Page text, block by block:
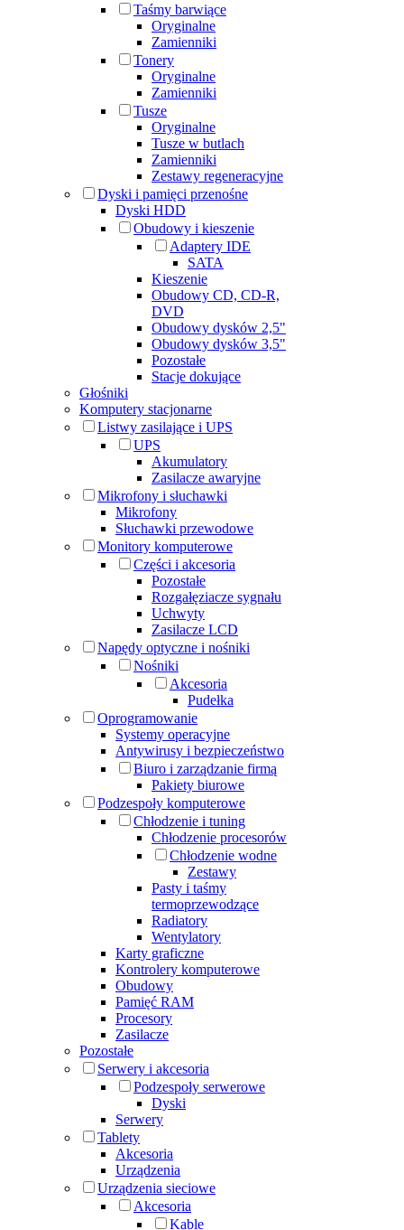
Taśmy barwiące
Oryginalne
Zamienniki
Tonery
Oryginalne
Zamienniki
Tusze
Oryginalne
Tusze w butlach
Zamienniki
Zestawy regeneracyjne
Dyski i pamięci przenośne
Dyski HDD
Obudowy i kieszenie
Adaptery IDE
SATA
Kieszenie
Obudowy CD, CD-R,
DVD
Obudowy dysków 2,5"
Obudowy dysków 3,5"
Pozostałe
Stacje dokujące
Głośniki
Komputery stacjonarne
Listwy zasilające i UPS
UPS
Akumulatory
Zasilacze awaryjne
Mikrofony i słuchawki
Mikrofony
Słuchawki przewodowe
Monitory komputerowe
Części i akcesoria
Pozostałe
Rozgałęziacze sygnału
Uchwyty
Zasilacze LCD
Napędy optyczne i nośniki
Nośniki
Akcesoria
Pudełka
Oprogramowanie
Systemy operacyjne
Antywirusy i bezpieczeństwo
Biuro i zarządzanie firmą
Pakiety biurowe
Podzespoły komputerowe
Chłodzenie i tuning
Chłodzenie procesorów
Chłodzenie wodne
Zestawy
Pasty i taśmy
termoprzewodzące
Radiatory
Wentylatory
Karty graficzne
Kontrolery komputerowe
Obudowy
Pamięć RAM
Procesory
Zasilacze
Pozostałe
Serwery i akcesoria
Podzespoły serwerowe
Dyski
Serwery
Tablety
Akcesoria
Urządzenia
Urządzenia sieciowe
Akcesoria
Kable